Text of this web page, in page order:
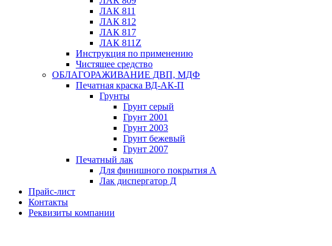
ЛАК 811
ЛАК 812
ЛАК 817
ЛАК 811Z
Инструкция по применению
Чистящее средство
ОБЛАГОРАЖИВАНИЕ ДВП, МДФ
Печатная краска ВД-АК-П
Грунты
Грунт серый
Грунт 2001
Грунт 2003
Грунт бежевый
Грунт 2007
Печатный лак
Для финишного покрытия А
Лак диспергатор Д
Прайс-лист
Контакты
Реквизиты компании